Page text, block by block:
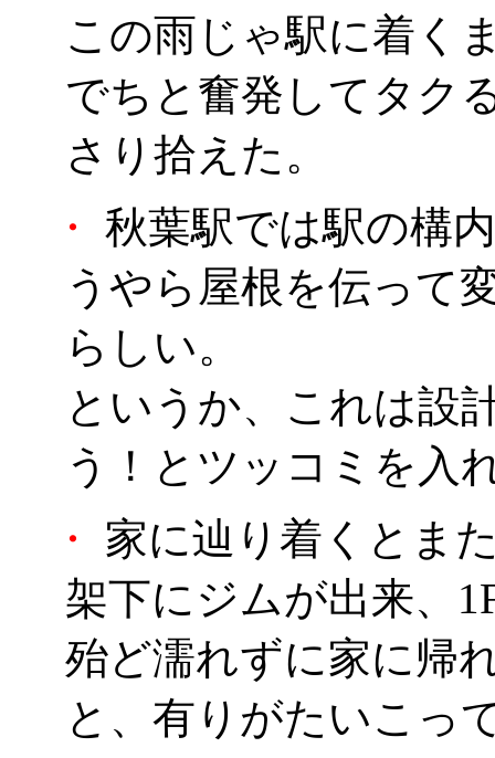
この雨じゃ駅に着く
でちと奮発してタク
さり拾えた。
・
秋葉駅では駅の構
うやら屋根を伝って
らしい。
というか、これは設
う！とツッコミを入
・
家に辿り着くとま
架下にジムが出来、
殆ど濡れずに家に帰
と、有りがたいこっ